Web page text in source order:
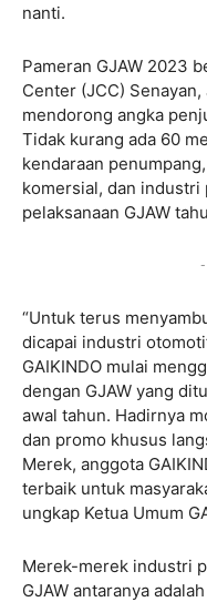
nanti.
Pameran GJAW 2023
Center (JCC)
mendorong angka
Tidak kurang ada 60
kendaraan
komersial, dan
pelaksanaan GJAW
-
“Untuk terus
dicapai industri
GAIKINDO mulai
dengan GJAW yang
awal tahun. Hadirnya
dan promo khusus
Merek, anggota
terbaik untuk
ungkap Ketua Umum
Merek-merek industri
GJAW antaranya